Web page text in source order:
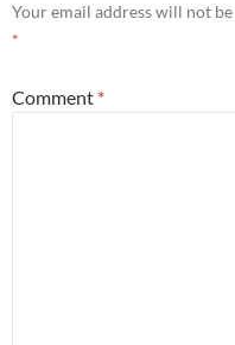
Your email address will not
*
Comment *